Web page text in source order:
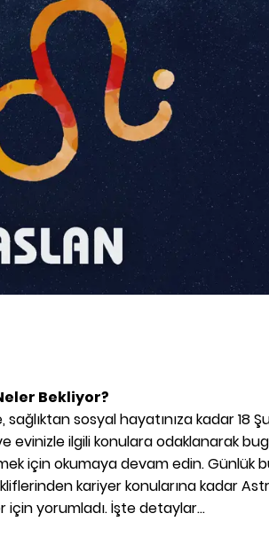
Bekliyor?
sağlıktan sosyal hayatınıza kadar 18
evinizle ilgili konulara odaklanarak
için okumaya devam edin. Günlük
kariyer konularına kadar
için yorumladı. İşte detaylar...